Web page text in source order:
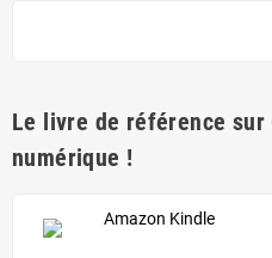
Le livre de référence sur
numérique !